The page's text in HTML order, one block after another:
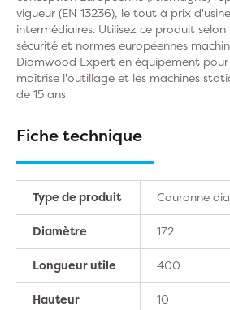
vigueur (EN 13236), le tout à prix
intermédiaires. Utilisez ce produit selon
sécurité et normes européennes
Diamwood Expert en équipement pour
maîtrise l'outillage et les machines
de 15 ans.
Fiche technique
Type de produit Couronne
Diamètre 172
Longueur utile 400
Hauteur 10